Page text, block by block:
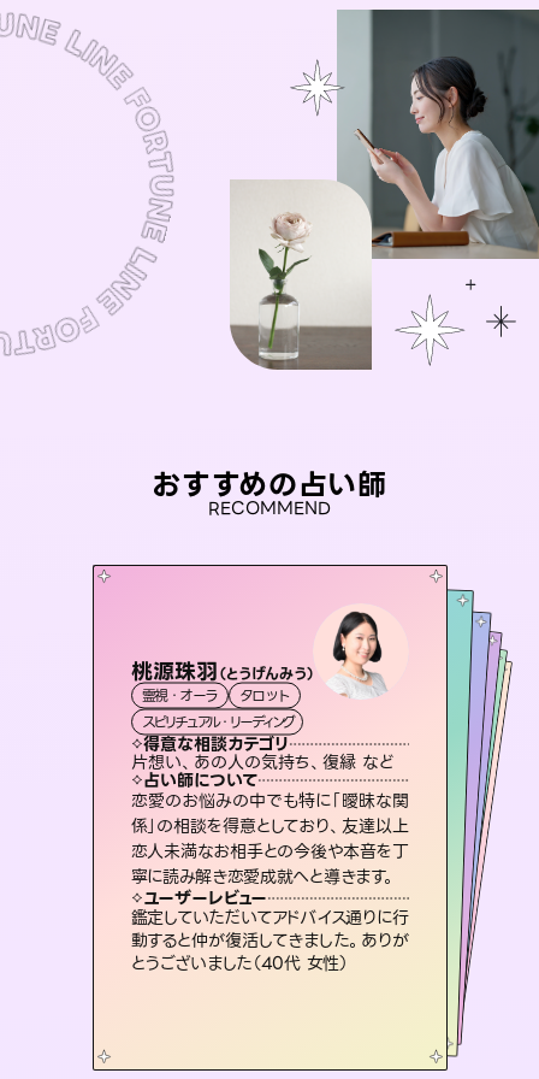
おすすめの占い師
RECOMMEND
桃源珠羽（とうげんみう）
霊視・オーラ
タロット
スピリチュアル・リーディング
得意な相談カテゴリ
片想い、あの人の気持ち、復縁 など
占い師について
恋愛のお悩みの中でも特に「曖昧な関
係」の相談を得意としており、友達以上
恋人未満なお相手との今後や本音を丁
寧に読み解き恋愛成就へと導きます。
ユーザーレビュー
鑑定していただいてアドバイス通りに行
動すると仲が復活してきました。ありが
とうございました（40代 女性）
彗望（すいぼう）
霊視・オーラ 透視
スピリチュアル・リーディング
得意な相談カテゴリ
片想い、あの人の気持ち、復縁 など
占い師について
3,700年以上の歴史を持つ東洋最古の
占術「易占」で詳細まで占い、幸せへ向
かう道筋を示します。厳しい結果にも具
体的な対策をお伝えします。
ユーザーレビュー
複雑な背景もしっかり聞いて鑑定して
いただけました。気持ちが楽になりまし
た（50代 女性）
未来視師＊花
霊視・オーラ
スピリチュアル・リーディング
得意な相談カテゴリ
出逢い、片想い、復縁 など
占い師について
未来には何パターンもの選択肢があり
ます。不安で視えにくくなっているあな
たの素敵な未来を見つけ、その未来を
選択できるようアドバイスします。
ユーザーレビュー
職場の人の性質や人間関係、本心など
本当によく視えていてびっくり。対策が
打てて前向きになれます（40代）
アイリス -iris-
西洋占星術
ルーン
得意な相談カテゴリ
恋愛総合、片想い、二人の未来 など
占い師について
復縁、恋愛、不倫の行方、同性愛や片思い、仕事関係や借金問題まで知りたいことや心の負担になっていることを紐解き、背中をそっと押して導きます。
ユーザーレビュー
安心感のあり、言い切ってくれる所や濁
さない鑑定のおかげで、毎回自分の気
持ちを整えられます（30代 男性）
セラピスト理恵
霊視・オーラ
スピリチュアル・リーディング
得意な相談カテゴリ
片想い、二人の未来、年の差 など
占い師について
連絡再開、復縁、成就などの報告実績
多数。セラピストとして2万超の施術経
験があるからこそできる鑑定で、より良
い未来をサポートします。
ユーザーレビュー
とても心温まる鑑定でした。しかもこち
らは何も言っていないのに視えていらっ
しゃるんだなと驚きです（30代女性）
おう 霊感オラクル
霊視・オーラ
オラクルカード
得意な相談カテゴリ
恋愛総合、あの人の気持ち など
占い師について
霊視×オラクルカードを使って「今」と
「未来」そして「気になるあの人の気持
ち」まで丁寧に読み解き、恋や人生のヒ
ントを優しく引き出します。
ユーザーレビュー
不安な気持ちが嘘みたいに晴れまし
た…！よく視えていらっしゃるんだなと
感じました（40代 女性）